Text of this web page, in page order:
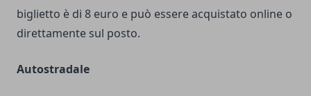
biglietto è di 8 euro e può essere acquistato online o
direttamente sul posto.
Autostradale